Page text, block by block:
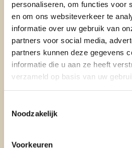
personaliseren, om functies voor
en om ons websiteverkeer te
informatie over uw gebruik van
partners voor social media,
partners kunnen deze gegevens
informatie die u aan ze heeft
verzameld op basis van uw
Noodzakelijk
Voorkeuren
bespaart niet alleen op de lange
verminderd ook nog eens je
daarnaast de overstap naar een
milieuvriendelijk alternatief. Tevens
aanmerking voor de
Energie (ISDE), waardoor de initiële
verlaagd. Met zorgvuldig onderzoek
geschikte verwarmingsoplossing
behoeften van je huis, waardoor je
levensstijl.
consument ‘aan te moedigen om